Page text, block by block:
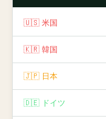
🇺🇸 米国
🇰🇷 韓国
🇯🇵 日本
🇩🇪 ドイツ